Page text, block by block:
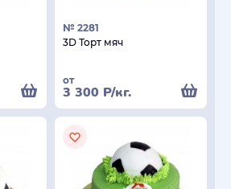
№ 2281
3D Торт мяч
от
3 300 Р/кг.